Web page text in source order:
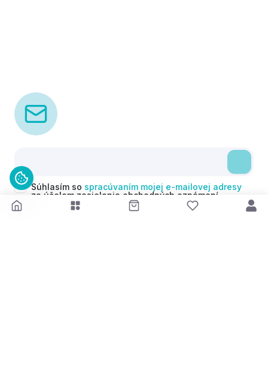
Súhlasím so spracúvaním mojej e-mailovej adresy
za účelom zasielania obchodných oznámení
(newsletterov) v súlade s čl. 6 ods. 1 písm. a)
Nariadenia GDPR. Svoj súhlas môžem kedykoľvek